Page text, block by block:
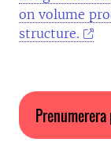
on volume
structure.